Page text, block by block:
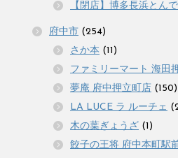
【閉店】博多長浜とん
府中市 (254)
さか本 (11)
ファミリーマート 海田
夢庵 府中押立町店 (150)
LA LUCE ラ ルーチェ
木の葉ぎょうざ (1)
餃子の王将 府中本町駅